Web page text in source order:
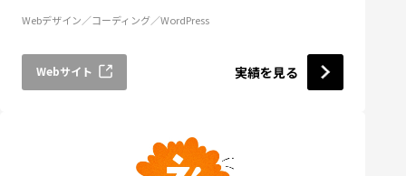
Webデザイン コーディング WordPress
Webサイト 実績を見る